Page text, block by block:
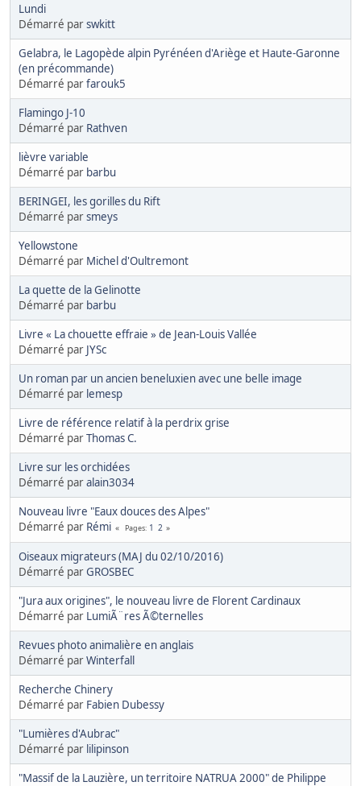
Lundi
Démarré parswkitt
Gelabra, le Lagopède alpin Pyrénéen d'Ariège et Haute-Garonne
(en précommande)
Démarré parfarouk5
Flamingo J-10
Démarré par Rathven
lièvre variable
Démarré par barbu
BERINGEI, les gorilles du Rift
Démarré parsmeys
Yellowstone
Démarré par Michel d'Oultremont
La quette de la Gelinotte
Démarré par barbu
Livre « La chouette effraie » de Jean-Louis Vallée
Démarré par JYSc
Un roman par un ancien beneluxien avec une belle image
Démarré par lemesp
Livre de référence relatif à la perdrix grise
Démarré parThomas C.
Livre sur les orchidées
Démarré paralain3034
Nouveau livre "Eaux douces des Alpes"
Démarré par Rémi Pages 1 2
Oiseaux migrateurs (MAJ du 02/10/2016)
Démarré parGROSBEC
"Jura aux origines", le nouveau livre de Florent Cardinaux
Démarré par LumiÃ¨res Ã©ternelles
Revues photo animalière en anglais
Démarré parWinterfall
Recherche Chinery
Démarré par Fabien Dubessy
"Lumières d'Aubrac"
Démarré par lilipinson
"Massif de la Lauzière, un territoire NATRUA 2000" de Philippe